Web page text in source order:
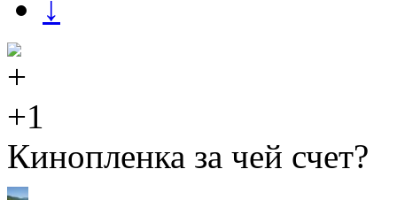
↓
+1
Кинопленка за чей счет?